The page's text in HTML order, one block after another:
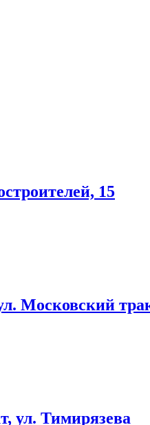
15
Московский
ул. Тимирязева